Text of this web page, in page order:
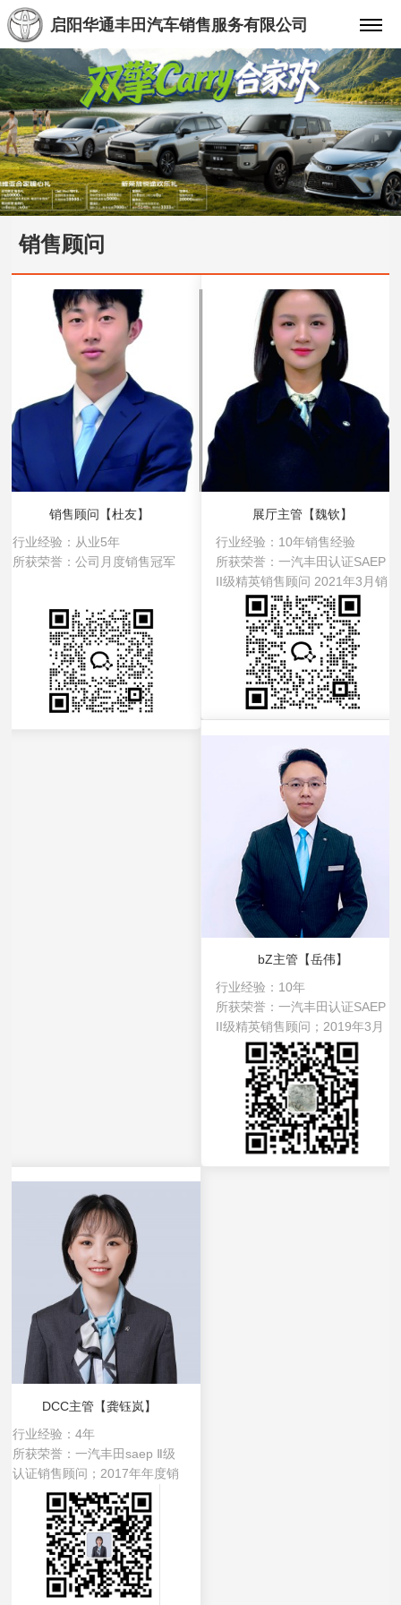
启阳华通丰田汽车销售服务有限公司
销售顾问
销售顾问【杜友】
行业经验： 从业5年
所获荣誉： 公司月度销售冠军
展厅主管【魏钦】
行业经验： 10年销售经验
所获荣誉： 一汽丰田认证SAEP
II级精英销售顾问 2021年3月销
售冠军，客户满意度冠军，价
值链冠军
bZ主管【岳伟】
行业经验： 10年
所获荣誉： 一汽丰田认证SAEP
II级精英销售顾问；2019年3月
销售冠军；2019年4月客户满意
度冠军；2022年集团优秀员工
DCC主管【龚钰岚】
行业经验： 4年
所获荣誉： 一汽丰田saep Ⅱ级
认证销售顾问；2017年年度销
售冠军